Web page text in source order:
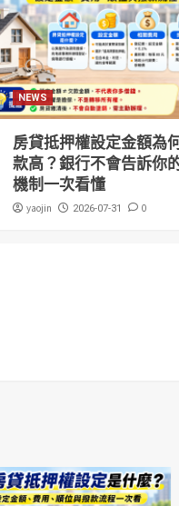
NEWS
房貸抵押權設定金額為
款高？銀行不會告訴你
機制一次看懂
yaojin 2026-07-31 0